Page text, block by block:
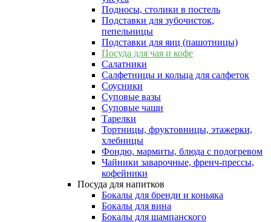
Подносы, столики в постель
Подставки для зубочисток,
пепельницы
Подставки для яиц (пашотницы)
Посуда для чая и кофе
Салатники
Салфетницы и кольца для салфеток
Соусники
Суповые вазы
Суповые чаши
Тарелки
Тортницы, фруктовницы, этажерки,
хлебницы
Фондю, мармиты, блюда с подогревом
Чайники заварочные, френч-прессы,
кофейники
Посуда для напитков
Бокалы для бренди и коньяка
Бокалы для вина
Бокалы для шампанского